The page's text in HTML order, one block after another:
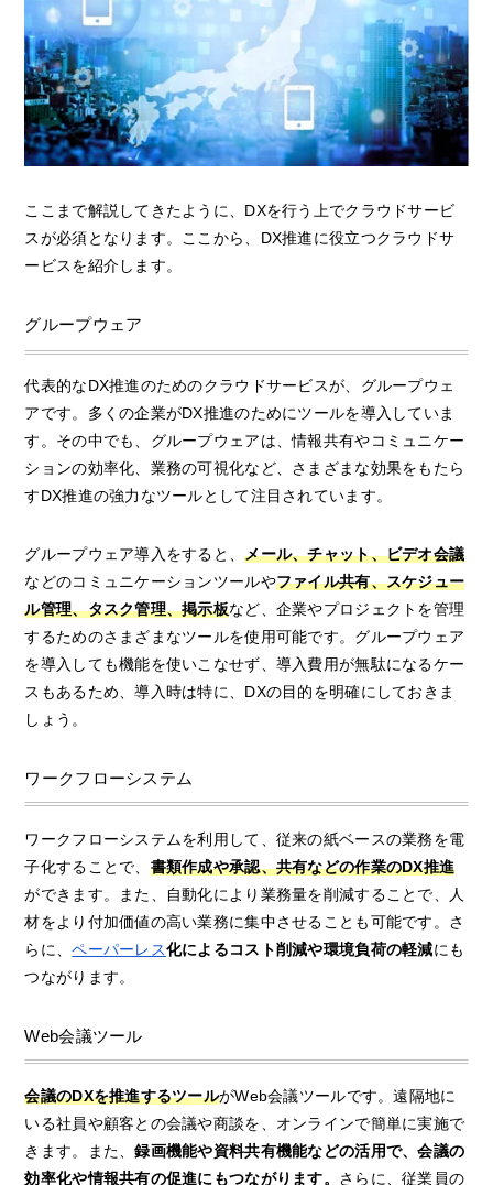
ここまで解説してきたように、DXを行う上でクラウドサービ
スが必須となります。ここから、DX推進に役立つクラウドサ
ービスを紹介します。
グループウェア
代表的なDX推進のためのクラウドサービスが、グループウェ
アです。多くの企業がDX推進のためにツールを導入していま
す。その中でも、グループウェアは、情報共有やコミュニケー
ションの効率化、業務の可視化など、さまざまな効果をもたら
すDX推進の強力なツールとして注目されています。
グループウェア導入をすると、メール、チャット、ビデオ会議
などのコミュニケーションツールやファイル共有、スケジュー
ル管理、タスク管理、掲示板など、企業やプロジェクトを管理
するためのさまざまなツールを使用可能です。グループウェア
を導入しても機能を使いこなせず、導入費用が無駄になるケー
スもあるため、導入時は特に、DXの目的を明確にしておきま
しょう。
ワークフローシステム
ワークフローシステムを利用して、従来の紙ベースの業務を電
子化することで、 書類作成や承認、共有などの作業のDX推進
ができます。また、自動化により業務量を削減することで、人
材をより付加価値の高い業務に集中させることも可能です。さ
らに、ペーパーレス化によるコスト削減や環境負荷の軽減にも
つながります。
Web会議ツール
会議のDXを推進するツールがWeb会議ツールです。遠隔地に
いる社員や顧客との会議や商談を、オンラインで簡単に実施で
きます。また、録画機能や資料共有機能などの活用で、会議の
効率化や情報共有の促進にもつながります。 さらに、従業員の